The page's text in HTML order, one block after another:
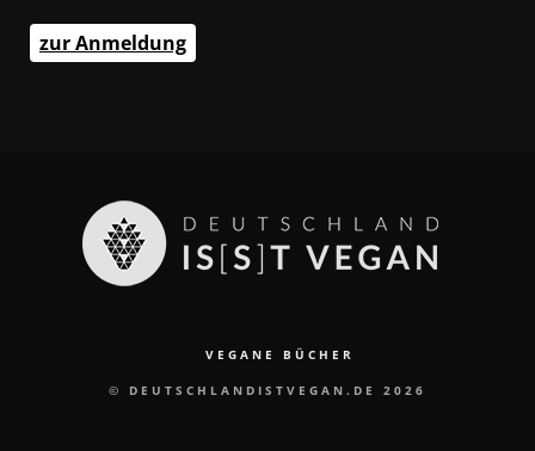
zur Anmeldung
VEGANE BÜCHER
© DEUTSCHLANDISTVEGAN.DE 2026